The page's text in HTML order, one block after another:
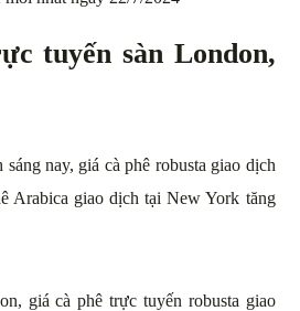
tuyến sàn London,
nay, giá cà phê robusta giao dịch
Arabica giao dịch tại New York tăng
giá cà phê trực tuyến robusta giao